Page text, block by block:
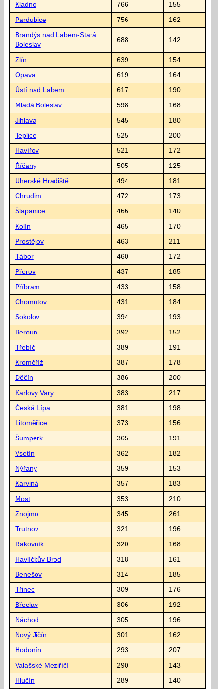
Kladno 766 155
Pardubice 756 162
Brandýs nad Labem-Stará
Boleslav
688 142
Zlín 639 154
Opava 619 164
Ústí nad Labem 617 190
Mladá Boleslav 598 168
Jihlava 545 180
Teplice 525 200
Havířov 521 172
Říčany 505 125
Uherské Hradiště 494 181
Chrudim 472 173
Šlapanice 466 140
Kolín 465 170
Prostějov 463 211
Tábor 460 172
Přerov 437 185
Příbram 433 158
Chomutov 431 184
Sokolov 394 193
Beroun 392 152
Třebíč 389 191
Kroměříž 387 178
Děčín 386 200
Karlovy Vary 383 217
Česká Lípa 381 198
Litoměřice 373 156
Šumperk 365 191
Vsetín 362 182
Nýřany 359 153
Karviná 357 183
Most 353 210
Znojmo 345 261
Trutnov 321 196
Rakovník 320 168
Havlíčkův Brod 318 161
Benešov 314 185
Třinec 309 176
Břeclav 306 192
Náchod 305 196
Nový Jičín 301 162
Hodonín 293 207
Valašské Meziříčí 290 143
Hlučín 289 140